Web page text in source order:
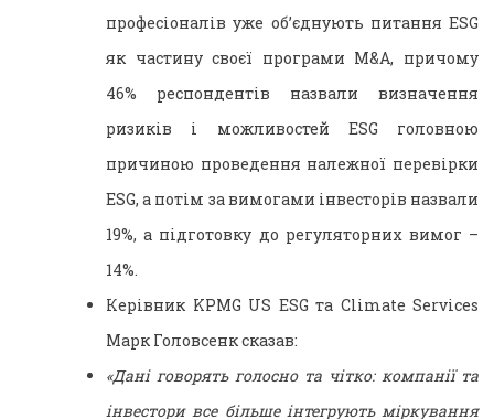
професіоналів уже об’єднують питання ESG
як частину своєї програми M&A, причому
46% респондентів назвали визначення
ризиків і можливостей ESG головною
причиною проведення належної перевірки
ESG, а потім за вимогами інвесторів назвали
19%, а підготовку до регуляторних вимог –
14%.
Керівник KPMG US ESG та Climate Services
Марк Головсенк сказав:
«Дані говорять голосно та чітко: компанії та
інвестори все більше інтегрують міркування